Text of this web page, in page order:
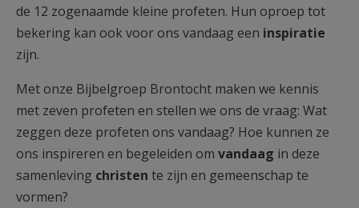
de 12 zogenaamde kleine profeten. Hun oproep tot
bekering kan ook voor ons vandaag een inspiratie
zijn.
Met onze Bijbelgroep Brontocht maken we kennis
met zeven profeten en stellen we ons de vraag: Wat
zeggen deze profeten ons vandaag? Hoe kunnen ze
ons inspireren en begeleiden om vandaag in deze
samenleving christen te zijn en gemeenschap te
vormen?